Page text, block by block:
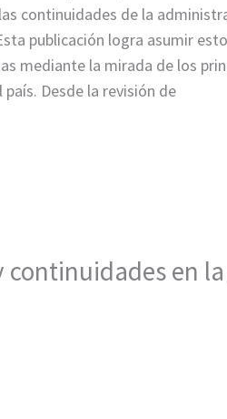
continuidades de la
publicación logra asumir
mediante la mirada de los
Desde la revisión de
en